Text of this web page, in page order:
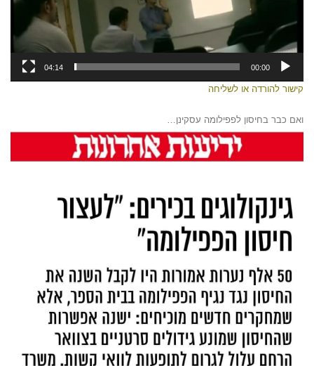
00:00
04:14
קישור להורדה או לשליחה
ואם כבר בחיסון לפפילומה עסקינן…